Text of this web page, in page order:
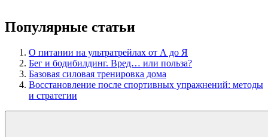
Популярные статьи
О питании на ультратрейлах от А до Я
Бег и бодибилдинг. Вред… или польза?
Базовая силовая тренировка дома
Восстановление после спортивных упражнений: методы
и стратегии